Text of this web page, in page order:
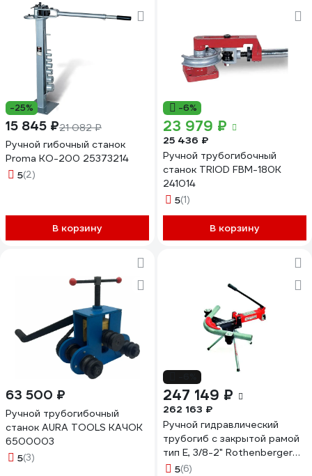
-25%
15 845 ₽21 082 ₽
Ручной гибочный станок
Proma KO-200 25373214
5(2)
В корзину
-6%
23 979 ₽
25 436 ₽
Ручной трубогибочный
станок TRIOD FBM-180K
241014
5(1)
В корзину
63 500 ₽
Ручной трубогибочный
станок AURA TOOLS КАЧОК
6500003
5(3)
247 149 ₽
262 163 ₽
Ручной гидравлический
трубогиб с закрытой рамой
тип Е, 3/8-2" Rothenberger
ROBULL 57961X
5(6)